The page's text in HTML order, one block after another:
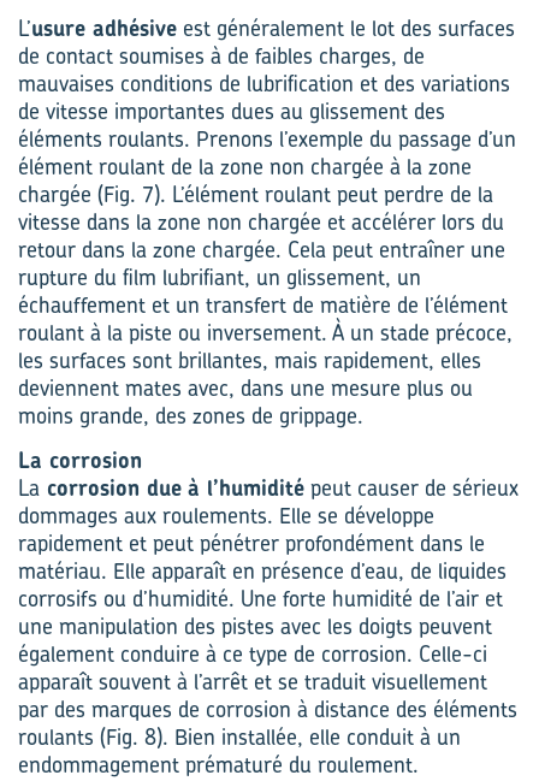
L’usure adhésive est généralement le lot des surfaces
de contact soumises à de faibles charges, de
mauvaises conditions de lubrification et des variations
de vitesse importantes dues au glissement des
éléments roulants. Prenons l’exemple du passage d’un
élément roulant de la zone non chargée à la zone
chargée (Fig. 7). L’élément roulant peut perdre de la
vitesse dans la zone non chargée et accélérer lors du
retour dans la zone chargée. Cela peut entraîner une
rupture du film lubrifiant, un glissement, un
échauffement et un transfert de matière de l’élément
roulant à la piste ou inversement. À un stade précoce,
les surfaces sont brillantes, mais rapidement, elles
deviennent mates avec, dans une mesure plus ou
moins grande, des zones de grippage.
La corrosion
La corrosion due à l’humidité peut causer de sérieux
dommages aux roulements. Elle se développe
rapidement et peut pénétrer profondément dans le
matériau. Elle apparaît en présence d’eau, de liquides
corrosifs ou d’humidité. Une forte humidité de l’air et
une manipulation des pistes avec les doigts peuvent
également conduire à ce type de corrosion. Celle-ci
apparaît souvent à l’arrêt et se traduit visuellement
par des marques de corrosion à distance des éléments
roulants (Fig. 8). Bien installée, elle conduit à un
endommagement prématuré du roulement.